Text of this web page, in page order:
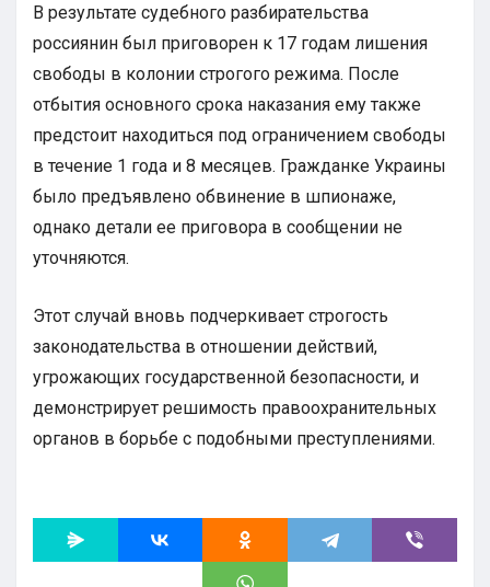
В результате судебного разбирательства
россиянин был приговорен к 17 годам лишения
свободы в колонии строгого режима. После
отбытия основного срока наказания ему также
предстоит находиться под ограничением свободы
в течение 1 года и 8 месяцев. Гражданке Украины
было предъявлено обвинение в шпионаже,
однако детали ее приговора в сообщении не
уточняются.
Этот случай вновь подчеркивает строгость
законодательства в отношении действий,
угрожающих государственной безопасности, и
демонстрирует решимость правоохранительных
органов в борьбе с подобными преступлениями.